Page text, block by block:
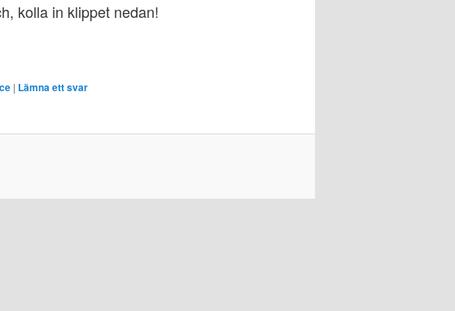
kolla in klippet nedan!
| Lämna ett svar